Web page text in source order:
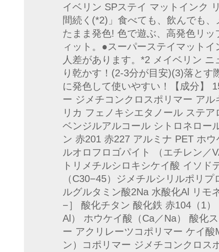
イベリン SPステイ マットインク
間続く(*2)」食べても、飲んでも
たまま発色! 色で遊ぶ、高発色リ
ィット。●スーパーステイマット
人差があります。*2 メイベリン
り乾かす！(2-3分が目安)(3)落と
に発色して使いやすい！【成分】
ー ジメチコンクロスポリマー ア
リカ フェノキシエタノール ステ
ベンジルアルコール シトロネロー
ン 赤201 赤227 アルミナ PET ホ
ルオロフロゴパイト （エチレン／
トリメチルシロキシケイ酸 イソ
（C30−45）ジメチルシリルポリ
ルグルタミン酸2Na 水酸化Al リモ
−］ 酸化チタン 酸化鉄 赤104（1
Al） ホウケイ酸（Ca／Na） 酸化
ー アクリレーツコポリマー ケイ
ン）コポリマー ジメチコンクロス